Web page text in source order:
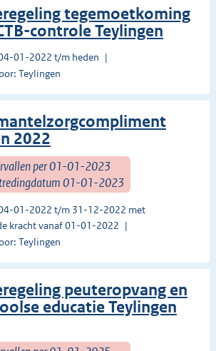
tegemoetkoming
controle Teylingen
01-2022 t/m heden
Teylingen
2022
per 01-01-2023
01-01-2023
01-2022 t/m 31-12-2022 met
kracht vanaf 01-01-2022
Teylingen
peuteropvang en
educatie Teylingen